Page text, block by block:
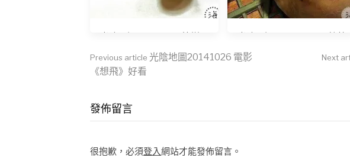
實
Continue
Reading
Previous article 光陰地圖20141026 電影
《想飛》好看
Next
發佈留言
很抱歉，必須登入網站才能發佈留言。